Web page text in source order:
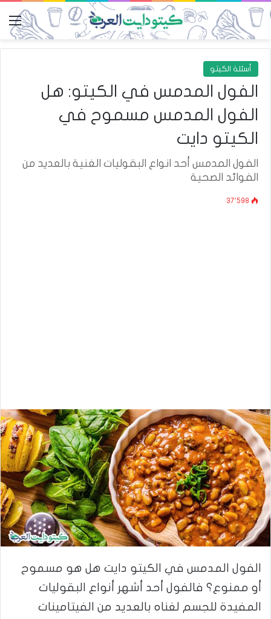
أسئلة الكيتو
الفول المدمس في الكيتو: هل
الفول المدمس مسموح في
الكيتو دايت
الفول المدمس أحد انواع البقوليات الغنية بالعديد من
الفوائد الصحية
37٬598
الفول المدمس في الكيتو دايت هل هو مسموح
أو ممنوع؟ فالفول أحد أشهر أنواع البقوليات
المفيدة للجسم لغناه بالعديد من الفيتامينات